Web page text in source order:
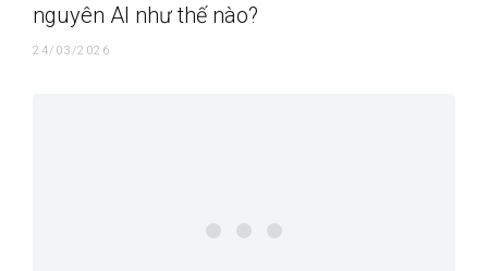
nguyên AI như thế nào?
24/03/2026